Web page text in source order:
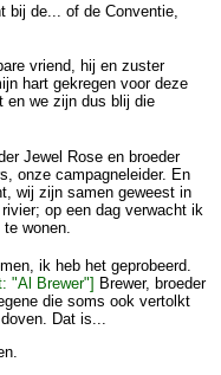
bij de... of de Conventie,
vriend, hij en zuster
hart gekregen voor deze
en we zijn dus blij die
Jewel Rose en broeder
onze campagneleider. En
wij zijn samen geweest in
op een dag verwacht ik
wonen.
ik heb het geprobeerd.
"Al Brewer"] Brewer, broeder
die soms ook vertolkt
Dat is...